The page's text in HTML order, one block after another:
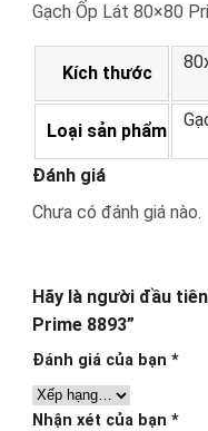
Gạch Ốp Lát 80×80
Kích thước
Loại sản phẩm
Đánh giá
Chưa có đánh giá nào.
Hãy là người đầu
Prime 8893”
Đánh giá của bạn *
Nhận xét của bạn *